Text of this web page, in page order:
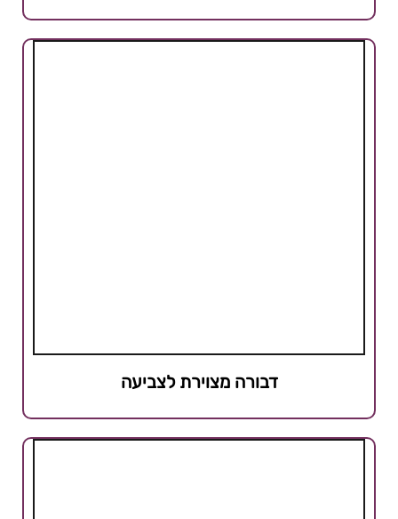
דבורה מצוירת לצביעה